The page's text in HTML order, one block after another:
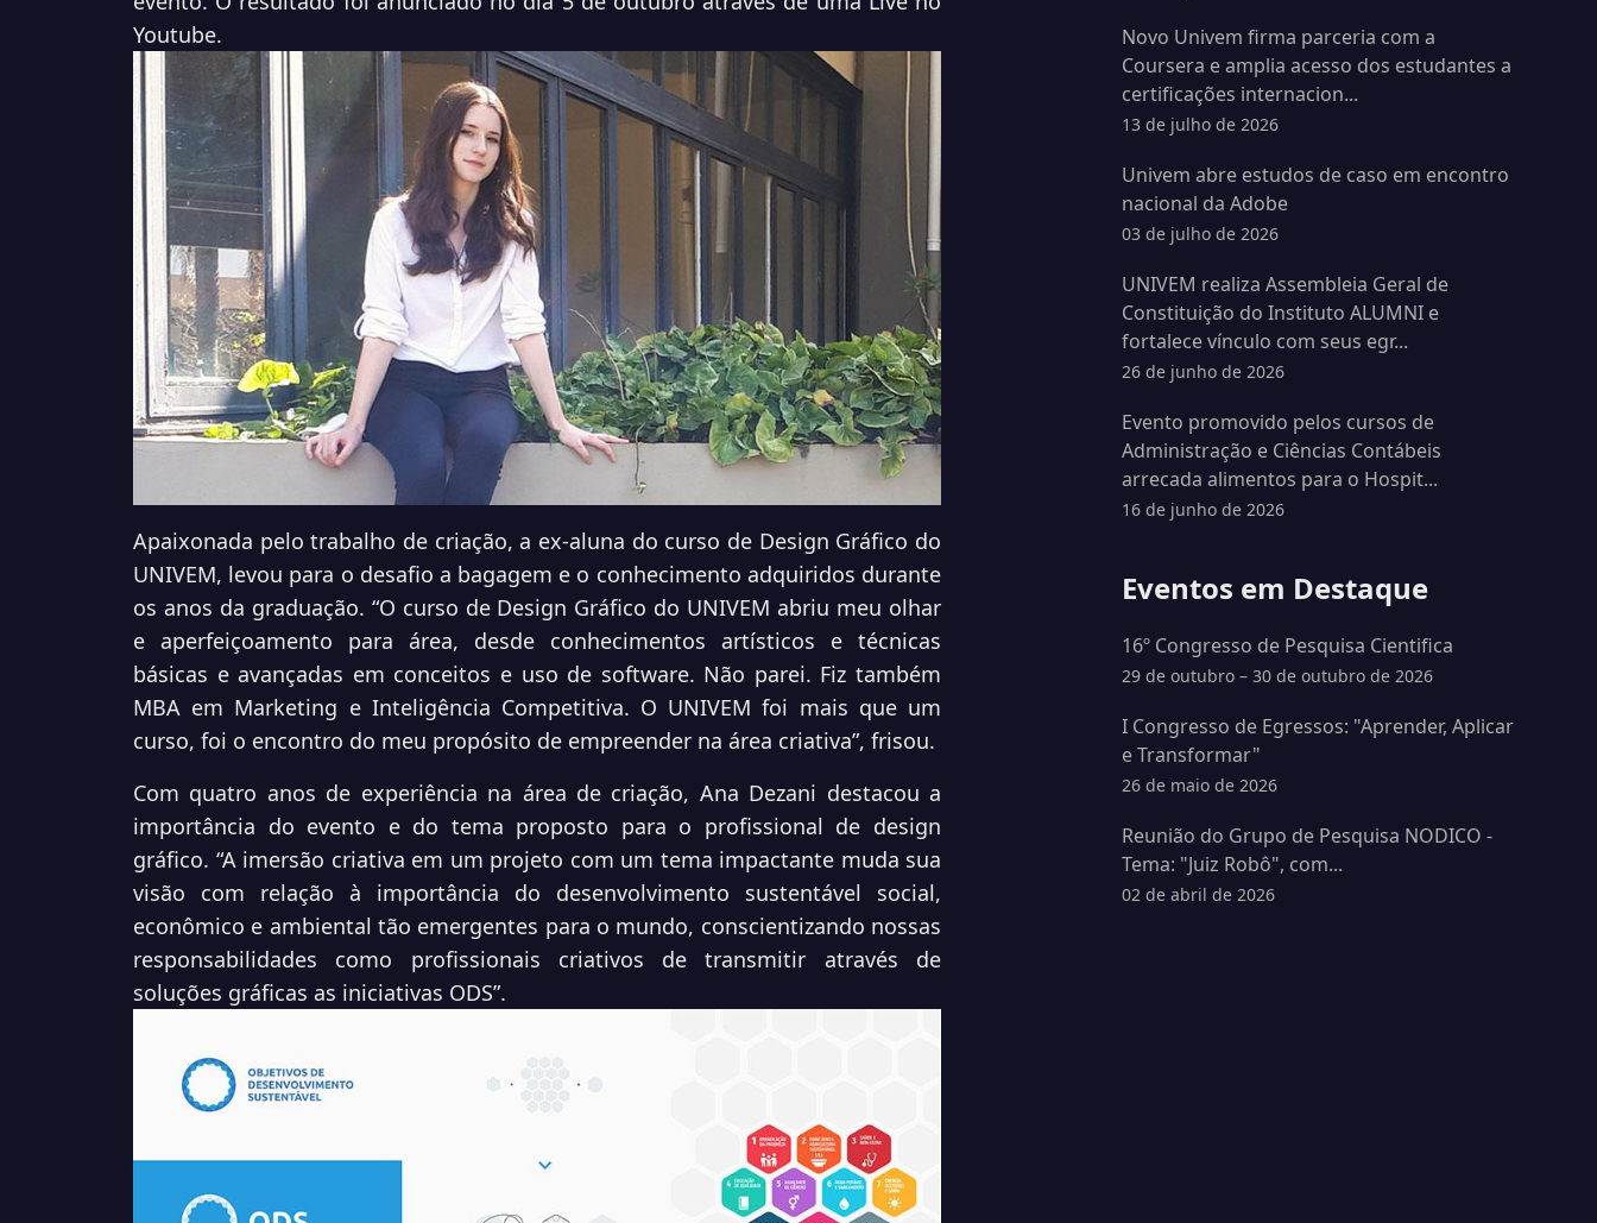
Youtube.
Apaixonada pelo trabalho de criação, a ex-aluna do curso de Design Gráfico do
UNIVEM, levou para o desafio a bagagem e o conhecimento adquiridos durante
os anos da graduação. “O curso de Design Gráfico do UNIVEM abriu meu olhar
e aperfeiçoamento para área, desde conhecimentos artísticos e técnicas
básicas e avançadas em conceitos e uso de software. Não parei. Fiz também
MBA em Marketing e Inteligência Competitiva. O UNIVEM foi mais que um
curso, foi o encontro do meu propósito de empreender na área criativa”, frisou.
Com quatro anos de experiência na área de criação, Ana Dezani destacou a
importância do evento e do tema proposto para o profissional de design
gráfico. “A imersão criativa em um projeto com um tema impactante muda sua
visão com relação à importância do desenvolvimento sustentável social,
econômico e ambiental tão emergentes para o mundo, conscientizando nossas
responsabilidades como profissionais criativos de transmitir através de
soluções gráficas as iniciativas ODS”.
Novo Univem firma parceria com a
Coursera e amplia acesso dos estudantes a
certificações internacion...
13 de julho de 2026
Univem abre estudos de caso em encontro
nacional da Adobe
03 de julho de 2026
UNIVEM realiza Assembleia Geral de
Constituição do Instituto ALUMNI e
fortalece vínculo com seus egr...
26 de junho de 2026
Evento promovido pelos cursos de
Administração e Ciências Contábeis
arrecada alimentos para o Hospit...
16 de junho de 2026
Eventos em Destaque
16º Congresso de Pesquisa Cientifica
29 de outubro – 30 de outubro de 2026
I Congresso de Egressos: "Aprender, Aplicar
e Transformar"
26 de maio de 2026
Reunião do Grupo de Pesquisa NODICO -
Tema: "Juiz Robô", com...
02 de abril de 2026